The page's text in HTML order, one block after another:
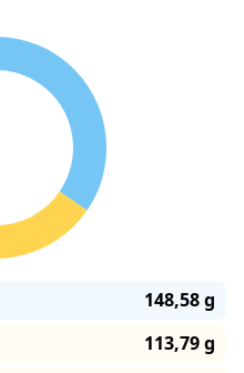
148,58 g
113,79 g